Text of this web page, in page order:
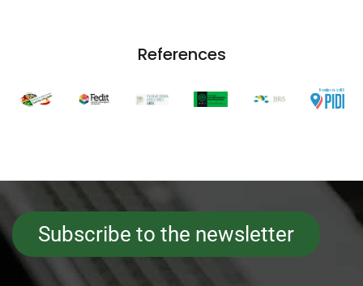
References
Subscribe to the newsletter